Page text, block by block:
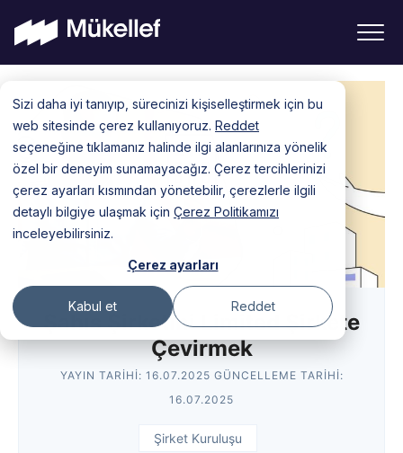
Sizi daha iyi tanıyıp, sürecinizi kişiselleştirmek için bu
web sitesinde çerez kullanıyoruz. Reddet
seçeneğine tıklamanız halinde ilgi alanlarınıza yönelik
özel bir deneyim sunamayacağız. Çerez tercihlerinizi
çerez ayarları kısmından yönetebilir, çerezlerle ilgili
detaylı bilgiye ulaşmak için Çerez Politikamızı
inceleyebilirsiniz.
Çerez ayarları
Kabul et Reddet
content
Şahıs Şirketini Limited Şirkete
Çevirmek
YAYIN TARIHI: 16.07.2025 GÜNCELLEME TARIHI:
16.07.2025
Şirket Kuruluşu